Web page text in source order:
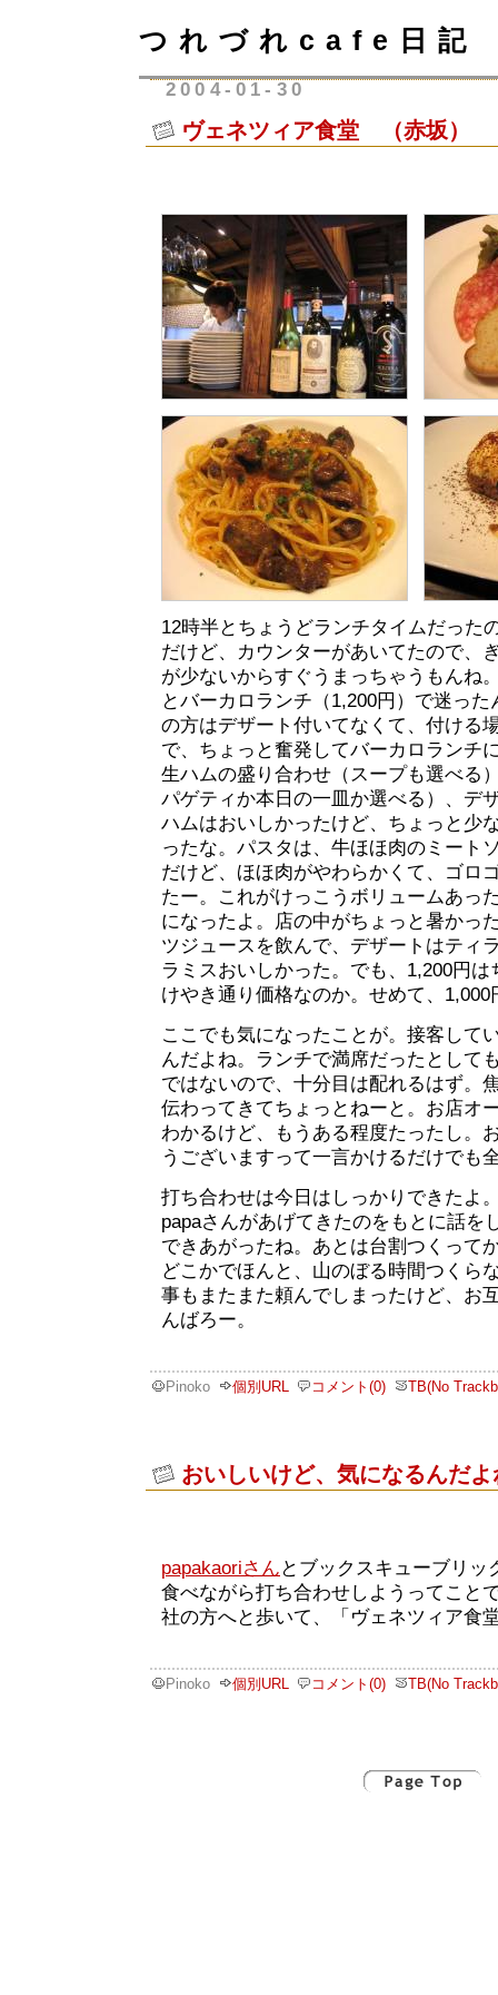
つれづれcafe日記
2004-01-30
ヴェネツィア食堂 （赤坂）
12時半とちょうどランチタイムだった
だけど、カウンターがあいてたので、
が少ないからすぐうまっちゃうもんね
とバーカロランチ（1,200円）で迷っ
の方はデザート付いてなくて、付ける
で、ちょっと奮発してバーカロランチ
生ハムの盛り合わせ（スープも選べる
パゲティか本日の一皿か選べる）、デ
ハムはおいしかったけど、ちょっと少
ったな。パスタは、牛ほほ肉のミート
だけど、ほほ肉がやわらかくて、ゴロ
たー。これがけっこうボリュームあっ
になったよ。店の中がちょっと暑かっ
ツジュースを飲んで、デザートはティ
ラミスおいしかった。でも、1,200円
けやき通り価格なのか。せめて、
ここでも気になったことが。接客して
んだよね。ランチで満席だったとして
ではないので、十分目は配れるはず。
伝わってきてちょっとねーと。お店オ
わかるけど、もうある程度たったし。
うございますって一言かけるだけでも
打ち合わせは今日はしっかりできたよ
papaさんがあげてきたのをもとに話を
できあがったね。あとは台割つくって
どこかでほんと、山のぼる時間つくら
事もまたまた頼んでしまったけど、お
んばろー。
Pinoko 個別URL コメント(0) TB(No
おいしいけど、気になるんだ
papakaoriさん とブックスキューブリッ
食べながら打ち合わせしようってこと
社の方へと歩いて、「ヴェネツィア食
Pinoko 個別URL コメント(0) TB(No